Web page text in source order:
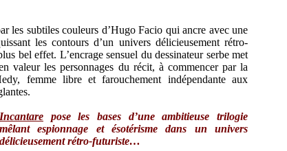
les subtiles couleurs d’Hugo Facio qui ancre avec une
les contours d’un univers délicieusement rétro-
bel effet. L’encrage sensuel du dessinateur serbe met
valeur les personnages du récit, à commencer par la
femme libre et farouchement indépendante aux
Incantare pose les bases d’une ambitieuse trilogie
mêlant espionnage et ésotérisme dans un univers
délicieusement rétro-futuriste…